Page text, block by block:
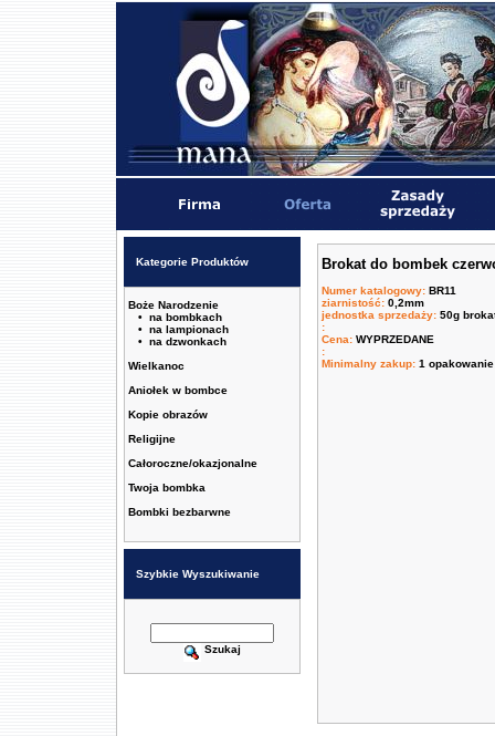
Kategorie Produktów
Boże Narodzenie
• na bombkach
• na lampionach
• na dzwonkach
Wielkanoc
Aniołek w bombce
Kopie obrazów
Religijne
Całoroczne/okazjonalne
Twoja bombka
Bombki bezbarwne
Szybkie Wyszukiwanie
Szukaj
Brokat do bombek
Numer katalogowy: BR11
ziarnistość: 0,2mm
jednostka sprzedaży: 50g
:
Cena: WYPRZEDANE
:
Minimalny zakup: 1 opakowanie